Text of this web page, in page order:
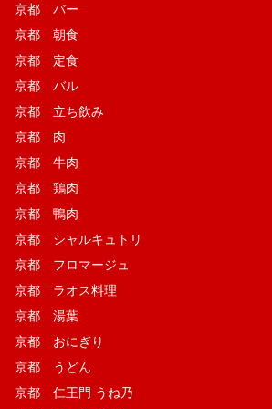
京都 バー
京都 朝食
京都 定食
京都 バル
京都 立ち飲み
京都 肉
京都 牛肉
京都 鶏肉
京都 鴨肉
京都 シャルキュトリ
京都 フロマージュ
京都 ラオス料理
京都 湯葉
京都 おにぎり
京都 うどん
京都 仁王門 うね乃